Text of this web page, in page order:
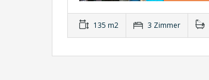
135 m2 3 Zimmer